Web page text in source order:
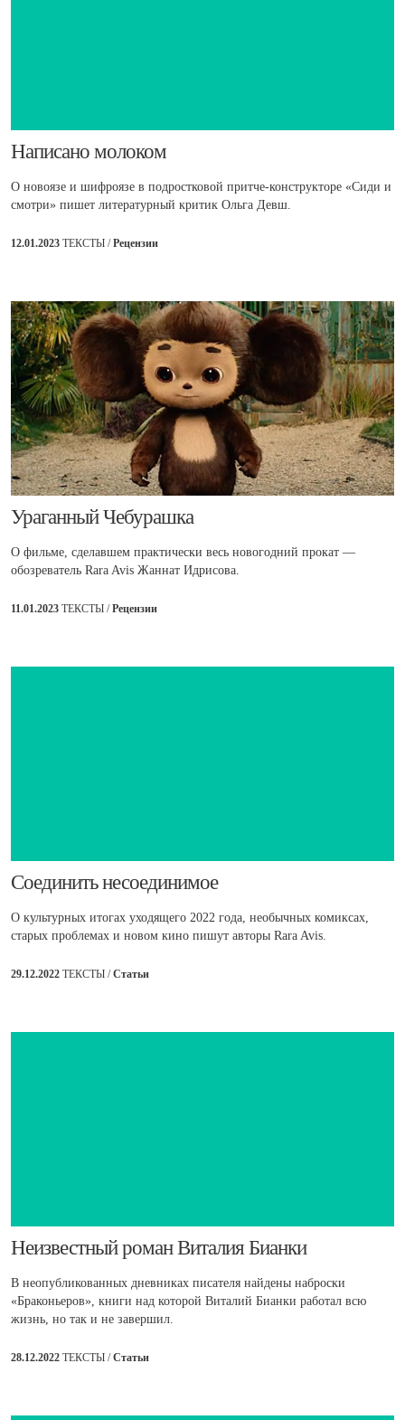
​Написано молоком
О новоязе и шифроязе в подростковой притче-конструкторе «Сиди и
смотри» пишет литературный критик Ольга Девш.
12.01.2023 ТЕКСТЫ /Рецензии
Ураганный Чебурашка
О фильме, сделавшем практически весь новогодний прокат —
обозреватель Rara Avis Жаннат Идрисова.
11.01.2023 ТЕКСТЫ /Рецензии
Соединить несоединимое
О культурных итогах уходящего 2022 года, необычных комиксах,
старых проблемах и новом кино пишут авторы Rara Avis.
29.12.2022 ТЕКСТЫ /Статьи
Неизвестный роман Виталия Бианки
В неопубликованных дневниках писателя найдены наброски
«Браконьеров», книги над которой Виталий Бианки работал всю
жизнь, но так и не завершил.
28.12.2022 ТЕКСТЫ /Статьи